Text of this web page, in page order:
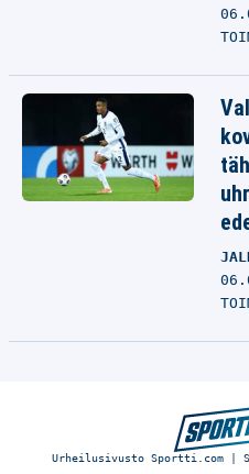
Urheilusivusto Sportti.com |